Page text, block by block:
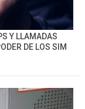
Y LLAMADAS
DE LOS SIM